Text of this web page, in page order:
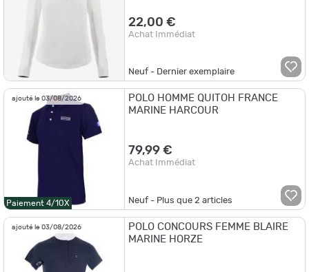
22,00 €
Achat Immédiat
Neuf - Dernier exemplaire
ajouté le 03/08/2026
Paiement 4/10X
POLO HOMME QUITOH FRANCE
MARINE HARCOUR
79,99 €
Achat Immédiat
Neuf - Plus que2 articles
ajouté le 03/08/2026
POLO CONCOURS FEMME BLAIRE
MARINE HORZE